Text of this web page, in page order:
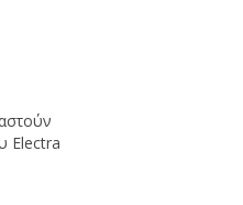
Electra